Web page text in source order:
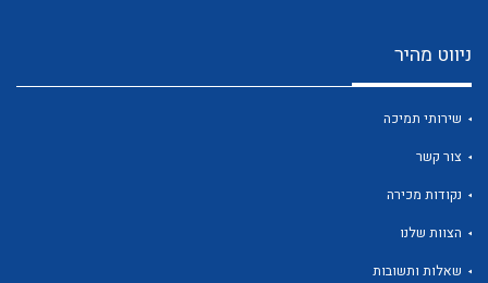
לכל מוצרי היצרן
ניווט מהיר
שירותי תמיכה
צור קשר
נקודות מכירה
הצוות שלנו
שאלות ותשובות